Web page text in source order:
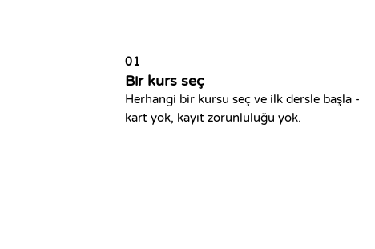
01
Bir kurs seç
Herhangi bir kursu seç ve ilk dersle başla -
kart yok, kayıt zorunluluğu yok.